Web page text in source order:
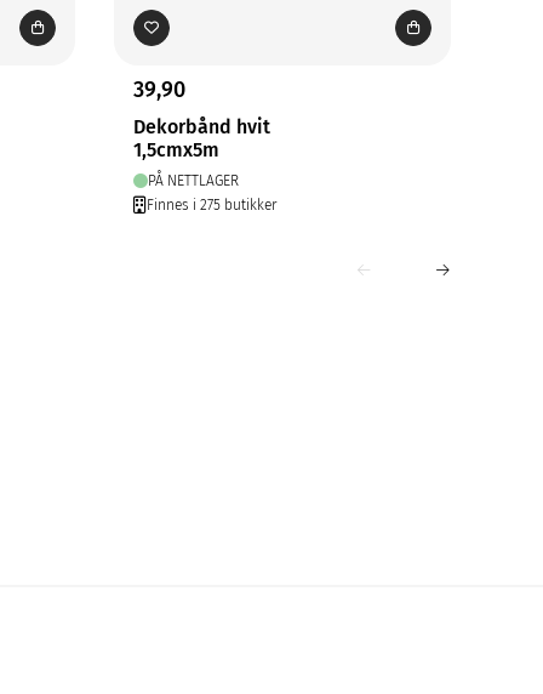
39,90
Dekorbånd hvit
1,5cmx5m
PÅ NETTLAGER
Finnes i 275 butikker